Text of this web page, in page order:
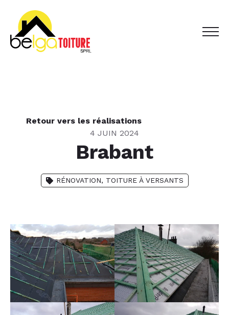
Retour vers les réalisations
4 JUIN 2024
Brabant
RÉNOVATION TOITURE À VERSANTS